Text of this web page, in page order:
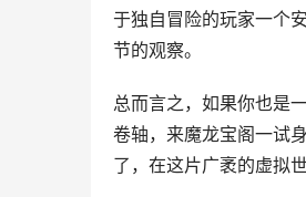
于独自冒险的玩家一个
节的观察。
总而言之，如果你也是
卷轴，来魔龙宝阁一试
了，在这片广袤的虚拟